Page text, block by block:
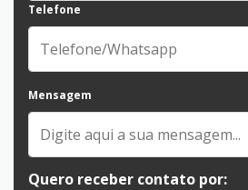
Telefone
Mensagem
Quero receber contato por: